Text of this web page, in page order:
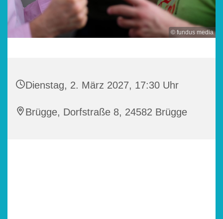
© fundus media
Dienstag, 2. März 2027, 17:30 Uhr
Brügge, Dorfstraße 8, 24582 Brügge